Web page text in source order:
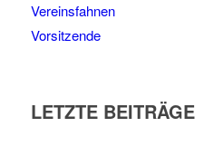
Vereinsfahnen
Vorsitzende
LETZTE BEITRÄGE